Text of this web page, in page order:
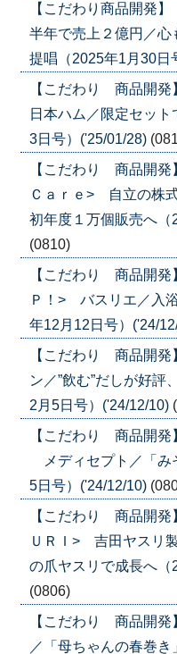
【こだわり商品開発
半年で売上２億円／心
提唱（2025年1月30日
【こだわり 商品開
日本ハム／限定セッ
3日号）('25/01/28)
【こだわり 商品開
Ｃａｒｅ> 自立の株
初年度１万個販売へ
(0810)
【こだわり 商品開
Ｐ！> バスリエ／入
年12月12日号）('24/
【こだわり 商品開
ン／”飲む”だしが好評
2月5日号）('24/12/10)
【こだわり 商品開
メディセプト／「み
5日号）('24/12/10)
【こだわり 商品開
ＵＲＩ> 吉田ヤスリ
の爪ヤスリで成長へ
(0806)
【こだわり 商品開
／「母ちゃんの春巻